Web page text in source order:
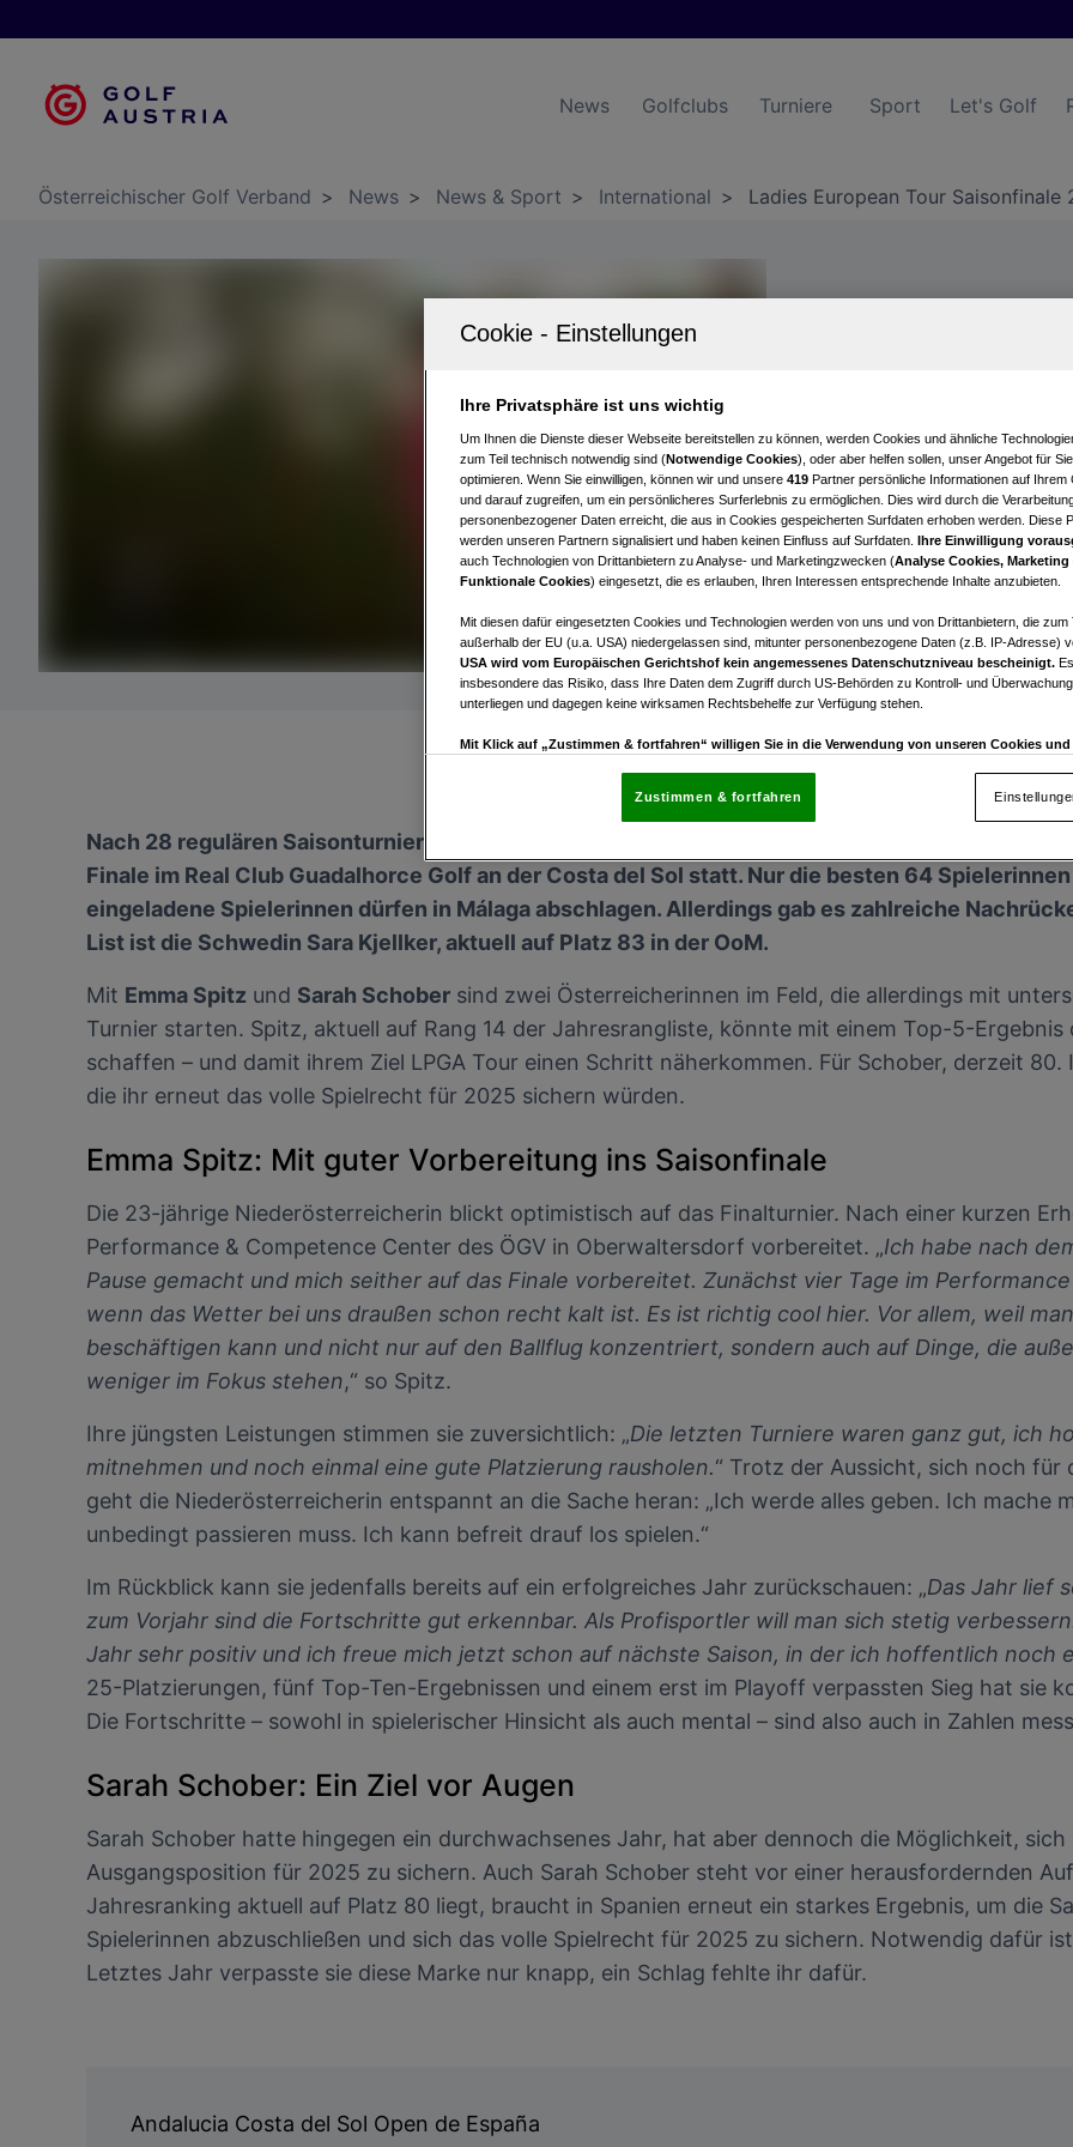
News Golfclubs Turniere Sport Let's Golf
Österreichischer Golf Verband > News > News & Sport > International > Ladies European Tour Saisonfinale
Ladies
Emma Spitz und Sarah
um Topplatzierungen
für 2025
Nach 28 regulären Saisonturnieren im Rahmen der Ladies European Tour (LET) findet diese
Finale im Real Club Guadalhorce Golf an der Costa del Sol statt. Nur die besten 64
eingeladene Spielerinnen dürfen in Málaga abschlagen. Allerdings gab es zahlreiche
List ist die Schwedin Sara Kjellker, aktuell auf Platz 83 in der OoM.
Mit Emma Spitz und Sarah Schober sind zwei Österreicherinnen im Feld, die allerdings mit
Turnier starten. Spitz, aktuell auf Rang 14 der Jahresrangliste, könnte mit einem Top-5-Ergebnis
schaffen – und damit ihrem Ziel LPGA Tour einen Schritt näherkommen. Für Schober, derzeit 80.
die ihr erneut das volle Spielrecht für 2025 sichern würden.
Emma Spitz: Mit guter Vorbereitung ins Saisonfinale
Die 23-jährige Niederösterreicherin blickt optimistisch auf das Finalturnier. Nach einer kurzen
Performance & Competence Center des ÖGV in Oberwaltersdorf vorbereitet. „Ich habe nach
Pause gemacht und mich seither auf das Finale vorbereitet. Zunächst vier Tage im
wenn das Wetter bei uns draußen schon recht kalt ist. Es ist richtig cool hier. Vor allem, weil
beschäftigen kann und nicht nur auf den Ballflug konzentriert, sondern auch auf Dinge, die
weniger im Fokus stehen,“ so Spitz.
Ihre jüngsten Leistungen stimmen sie zuversichtlich: „Die letzten Turniere waren ganz gut, ich
mitnehmen und noch einmal eine gute Platzierung rausholen.“ Trotz der Aussicht, sich noch für
geht die Niederösterreicherin entspannt an die Sache heran: „Ich werde alles geben. Ich mache
unbedingt passieren muss. Ich kann befreit drauf los spielen.“
Im Rückblick kann sie jedenfalls bereits auf ein erfolgreiches Jahr zurückschauen: „Das Jahr lief
zum Vorjahr sind die Fortschritte gut erkennbar. Als Profisportler will man sich stetig
Jahr sehr positiv und ich freue mich jetzt schon auf nächste Saison, in der ich hoffentlich noch
25-Platzierungen, fünf Top-Ten-Ergebnissen und einem erst im Playoff verpassten Sieg hat sie
Die Fortschritte – sowohl in spielerischer Hinsicht als auch mental – sind also auch in Zahlen
Sarah Schober: Ein Ziel vor Augen
Sarah Schober hatte hingegen ein durchwachsenes Jahr, hat aber dennoch die Möglichkeit,
Ausgangsposition für 2025 zu sichern. Auch Sarah Schober steht vor einer herausfordernden
Jahresranking aktuell auf Platz 80 liegt, braucht in Spanien erneut ein starkes Ergebnis, um die
Spielerinnen abzuschließen und sich das volle Spielrecht für 2025 zu sichern. Notwendig dafür
Letztes Jahr verpasste sie diese Marke nur knapp, ein Schlag fehlte ihr dafür.
Andalucia Costa del Sol Open de España
Ihre Privatsphäre ist uns wichtig
Um Ihnen die Dienste dieser Webseite bereitstellen zu können, werden Cookies und ähnliche
zum Teil technisch notwendig sind (Notwendige Cookies), oder aber helfen sollen, unser Angebot für
optimieren. Wenn Sie einwilligen, können wir und unsere 419 Partner persönliche Informationen auf Ihrem
und darauf zugreifen, um ein persönlicheres Surferlebnis zu ermöglichen. Dies wird durch die
personenbezogener Daten erreicht, die aus in Cookies gespeicherten Surfdaten erhoben werden. Diese
werden unseren Partnern signalisiert und haben keinen Einfluss auf Surfdaten. Ihre Einwilligung
auch Technologien von Drittanbietern zu Analyse- und Marketingzwecken (Analyse Cookies, Marketing
Funktionale Cookies) eingesetzt, die es erlauben, Ihren Interessen entsprechende Inhalte anzubieten.
Mit diesen dafür eingesetzten Cookies und Technologien werden von uns und von Drittanbietern, die zum
außerhalb der EU (u.a. USA) niedergelassen sind, mitunter personenbezogene Daten (z.B. IP-Adresse)
USA wird vom Europäischen Gerichtshof kein angemessenes Datenschutzniveau bescheinigt.
insbesondere das Risiko, dass Ihre Daten dem Zugriff durch US-Behörden zu Kontroll- und
unterliegen und dagegen keine wirksamen Rechtsbehelfe zur Verfügung stehen.
Mit Klick auf „Zustimmen & fortfahren“ willigen Sie in die Verwendung von unseren Cookies und
Einstellungen“, die sich auf jeder Seite unten im Footer befinden.
Impressum
Wir und unsere Partner verarbeiten Daten, um Folgendes bereitzustellen:
auf Informationen auf einem Endgerät. Personalisierte Werbung und Inhalte, Messung von Werbeleistung
Performance von Inhalten, Zielgruppenforschung sowie Entwicklung und Verbesserung von Angeboten.
Liste der Partner (Lieferanten)
Zustimmen & fortfahren